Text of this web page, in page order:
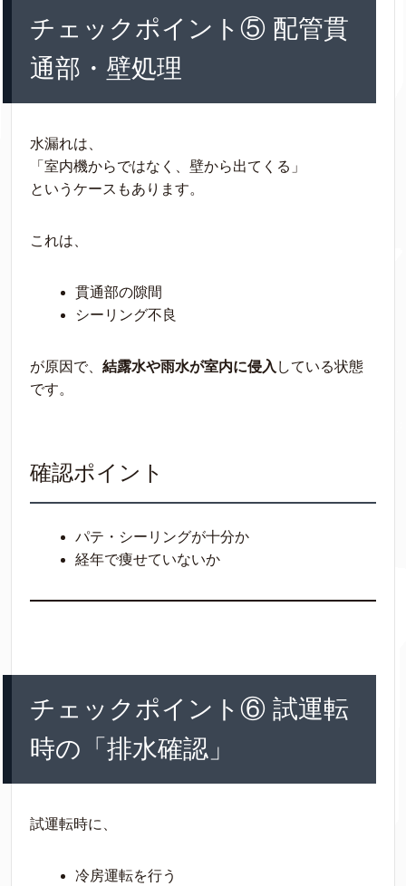
チェックポイント⑤ 配管貫
通部・壁処理
水漏れは、
「室内機からではなく、壁から出てくる」
というケースもあります。
これは、
貫通部の隙間
シーリング不良
が原因で、 結露水や雨水が室内に侵入 している状態
です。
確認ポイント
パテ・シーリングが十分か
経年で痩せていないか
チェックポイント⑥ 試運転
時の「排水確認」
試運転時に、
冷房運転を行う